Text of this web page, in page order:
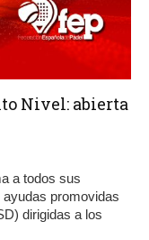
Nivel: abierta
a todos sus
promovidas
dirigidas a los